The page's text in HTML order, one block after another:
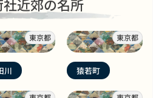
近郊の名所
東京都
川
東京都
猿若町